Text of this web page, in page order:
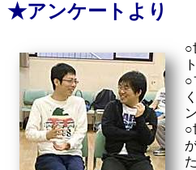
★アンケートより
○
○
○